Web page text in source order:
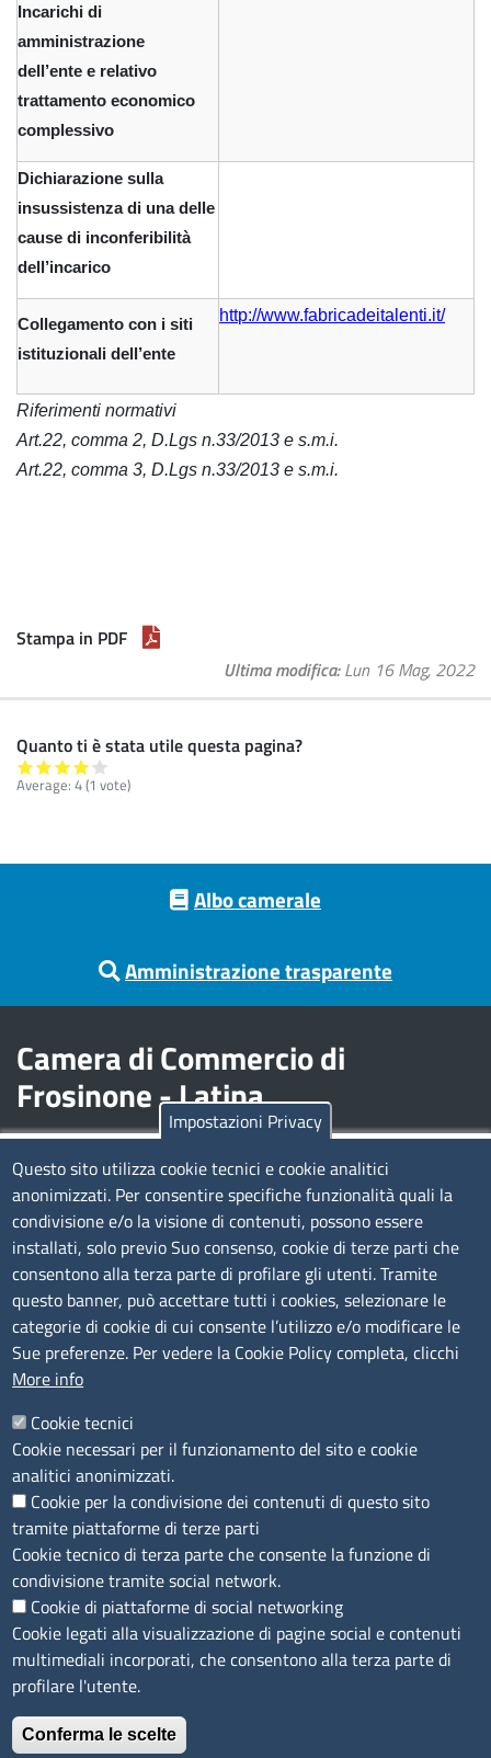
Incarichi di
amministrazione
dell’ente e relativo
trattamento economico
complessivo
Dichiarazione sulla
insussistenza di una delle
cause di inconferibilità
dell’incarico
Collegamento con i siti
istituzionali dell’ente
http://www.fabricadeitalenti.it/
Riferimenti normativi
Art.22, comma 2, D.Lgs n.33/2013 e s.m.i.
Art.22, comma 3, D.Lgs n.33/2013 e s.m.i.
Stampa in PDF
Ultima modifica Lun 16 Mag, 2022
Quanto ti è stata utile questa pagina?
Average: 4(1 vote)
Albo camerale
Amministrazione trasparente
Camera di Commercio di
Frosinone - Latina
Contatti
Sede Legale di Latina: Viale Umberto I, 80 - 04100 (LT)
tel. 0773/6721
Sede di Frosinone: Via Alcide De Gasperi, 1 - 03100 (FR)
tel. 0775/2751
Peccciaa@pec.frlt.camcom.it
Ufficio relazioni con il pubblico
Codice Fiscale e Partita Iva: 02957560598
Codice univoco ufficio fatt.elettronica: 1TOEDU
Seguici su
Sito web
Accesso riservato
Mappa del sito
Feedback accessibilità
Impostazioni Privacy
Questo sito utilizza cookie tecnici e cookie analitici
anonimizzati. Per consentire specifiche funzionalità quali la
condivisione e/o la visione di contenuti, possono essere
installati, solo previo Suo consenso, cookie di terze parti che
consentono alla terza parte di profilare gli utenti. Tramite
questo banner, può accettare tutti i cookies, selezionare le
categorie di cookie di cui consente l’utilizzo e/o modificare le
Sue preferenze. Per vedere la Cookie Policy completa, clicchi
More info
Cookie tecnici
Cookie necessari per il funzionamento del sito e cookie
analitici anonimizzati.
Cookie per la condivisione dei contenuti di questo sito
tramite piattaforme di terze parti
Cookie tecnico di terza parte che consente la funzione di
condivisione tramite social network.
Cookie di piattaforme di social networking
Cookie legati alla visualizzazione di pagine social e contenuti
multimediali incorporati, che consentono alla terza parte di
profilare l'utente.
Conferma le scelte